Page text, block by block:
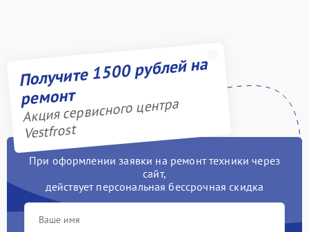
Получите 1500 рублей на
ремонт
Акция сервисного центра
Vestfrost
При оформлении заявки на ремонт техники через
сайт,
действует персональная бессрочная скидка